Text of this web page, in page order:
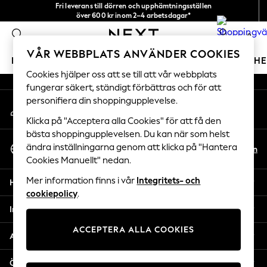
Fri leverans till dörren och upphämtningsställen
över 600 kr inom 2–4 arbetsdagar*
0
FLICKOR POJKAR BABY DAMER HERRAR
GIRLS
New In
50 - 92cm (0 - 24 months)
98 - 110cm (3 - 5 years)
116 - 134cm (6 - 9 years)
140 - 174cm (10 - 15+ years)
Trending: Top & Short Sets
Trending: Clogs
All Clothing
Coats & Jackets
Sweatshirts & Hoodies
An error occurred on client
Våra sociala nätverk
Mitt konto
Logga in på ditt konto
Välj Språk
Svenska
Sv En
Hjälp
Integritet & Juridik
Avdelningar
Övriga tjänster
VÅR WEBBPLATS ANVÄNDER COOKIES
Cookies hjälper oss att se till att vår webbplats
fungerar säkert, ständigt förbättras och för att
personifiera din shoppingupplevelse.
Klicka på "Acceptera alla Cookies" för att få den
bästa shoppingupplevelsen. Du kan när som helst
ändra inställningarna genom att klicka på "Hantera
Cookies Manuellt" nedan.
Mer information finns i vår Integritets- och
cookiepolicy.
ACCEPTERA ALLA COOKIES